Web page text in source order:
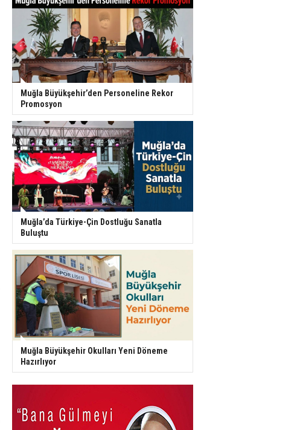
Muğla Büyükşehir’den Personeline Rekor
Promosyon
Muğla’da Türkiye-Çin Dostluğu Sanatla
Buluştu
Muğla Büyükşehir Okulları Yeni Döneme
Hazırlıyor